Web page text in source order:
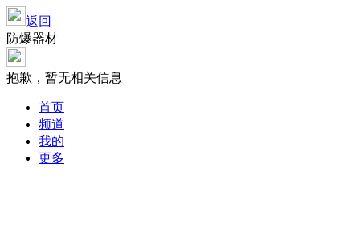
返回
防爆器材
抱歉，暂无相关信息
首页
频道
我的
更多